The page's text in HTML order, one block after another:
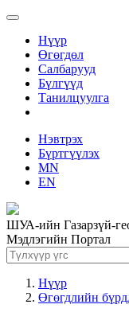
Нүүр
Өгөгдөл
Салбарууд
Бүлгүүд
Танилцуулга
Нэвтрэх
Бүртгүүлэх
MN
EN
ШУА-ийн Газарзүй-
Мэдлэгийн Портал
Нүүр
Өгөгдлийн